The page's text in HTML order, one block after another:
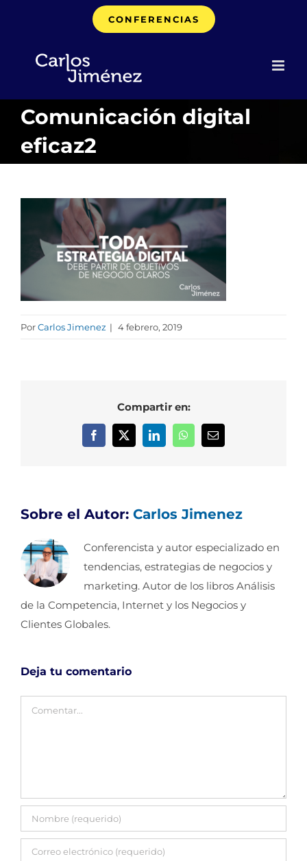
CONFERENCIAS
Comunicación digital
eficaz2
PorCarlos Jimenez | 4 febrero, 2019
Compartir en:
Facebook
X LinkedInWhatsAppCorreo
Sobre el Autor: Carlos Jimenez
Conferencista y autor especializado en
tendencias, estrategias de negocios y
marketing. Autor de los libros Análisis
de la Competencia, Internet y los Negocios y
Clientes Globales.
Deja tu comentario
Comentar